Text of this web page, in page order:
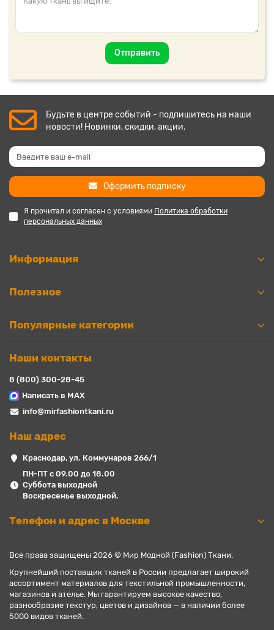
Отправить
Будьте в центре событий - подпишитесь на наши
новости! Новинки, скидки, акции.
Оформить подписку
Я прочитал и согласен с условиями Политика обработки
персональных данных
Информация
Полезное
Популярные категории
Наши контакты
8 (800) 300-28-45
Написать в MAX
info@mirfashiontkani.ru
Наш адрес
Краснодар, ул. Коммунаров 266/1
ПН-ПТ с 09.00 до 18.00
Суббота выходной
Воскресенье выходной.
Телефон и адрес в Москве
Все права защищены 2026 © Мир Модной (Fashion) Ткани.
Крупнейший поставщик тканей в России предлагает широкий
ассортимент материалов для текстильной промышленности,
магазинов и ателье. Мы гарантируем высокое качество,
разнообразие текстур, цветов и дизайнов — в наличии более
5000 видов тканей.